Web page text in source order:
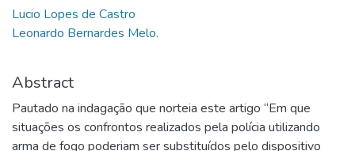
Lucio Lopes de Castro
Leonardo Bernardes Melo.
Abstract
Pautado na indagação que norteia este artigo “Em que
situações os confrontos realizados pela polícia utilizando
arma de fogo poderiam ser substituídos pelo dispositivo